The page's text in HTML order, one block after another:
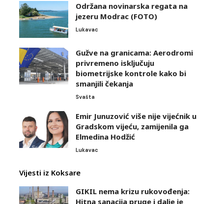
Održana novinarska regata na
jezeru Modrac (FOTO)
Lukavac
Gužve na granicama: Aerodromi
privremeno isključuju
biometrijske kontrole kako bi
smanjili čekanja
Svašta
Emir Junuzović više nije vijećnik u
Gradskom vijeću, zamijenila ga
Elmedina Hodžić
Lukavac
Vijesti iz Koksare
GIKIL nema krizu rukovođenja:
Hitna sanacija pruge i dalje je